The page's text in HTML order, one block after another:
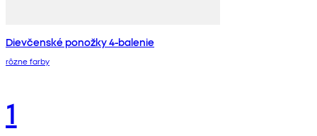
Dievčenské ponožky 4-balenie
rôzne farby
1